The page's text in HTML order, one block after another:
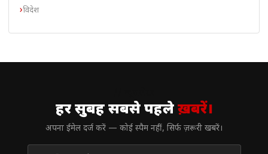
विदेश
हर सुबह सबसे पहलेख़बरें।
अपना ईमेल दर्ज करें — कोई स्पैम नहीं, सिर्फ ज़रूरी खबरें।